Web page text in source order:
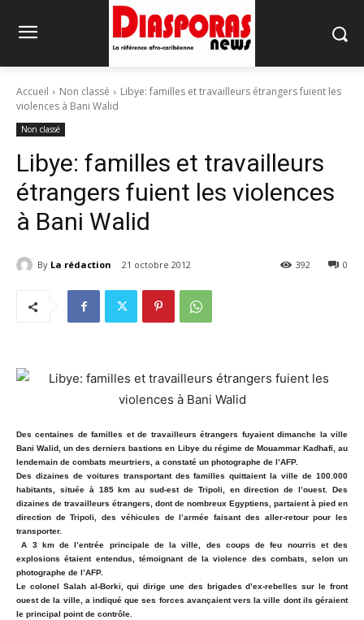
Accueil Non classé
Libye: familles et travailleurs étrangers fuient les
violences à Bani Walid
Non classé
Libye: familles et travailleurs
étrangers fuient les violences
à Bani Walid
By La rédaction 21 octobre 2012 0
392
Des centaines de familles et de travailleurs étrangers fuyaient dimanche la ville
Bani Walid, un des derniers bastions en Libye du régime de Mouammar Kadhafi, au
lendemain de combats meurtriers, a constaté un photographe de l’AFP.
Des dizaines de voitures transportant des familles quittaient la ville de 100.000
habitants, située à 185 km au sud-est de Tripoli, en direction de l’ouest. Des
dizaines de travailleurs étrangers, dont de nombreux Egyptiens, partaient à pied en
direction de Tripoli, des véhicules de l’armée faisant des aller-retour pour les
transporter.
A 3 km de l’entrée principale de la ville, des coups de feu nourris et des
explosions étaient entendus, témoignant de la violence des combats, selon un
photographe de l’AFP.
Le colonel Salah al-Borki, qui dirige une des brigades d’ex-rebelles sur le front
ouest de la ville, a indiqué que ses forces avançaient vers la ville dont ils géraient
le principal point de contrôle.